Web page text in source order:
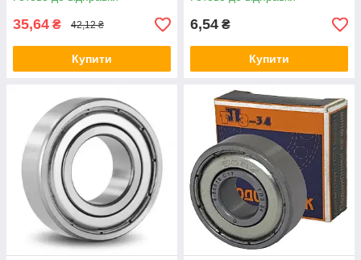
35,64 ₴ 42,12 ₴
Купити
6,54 ₴
Купити